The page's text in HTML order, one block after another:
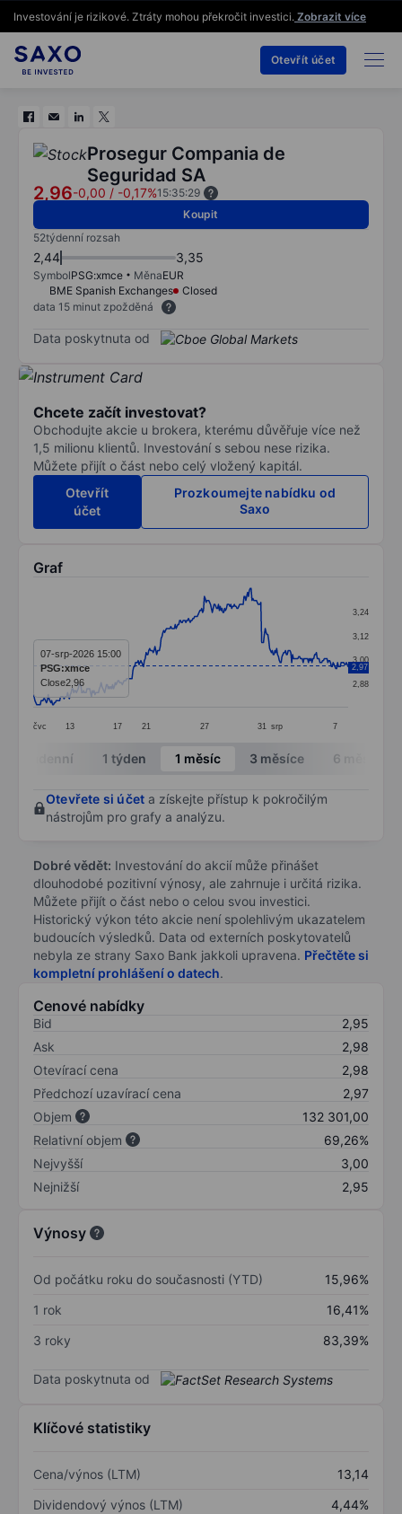
Investování je rizikové. Ztráty mohou překročit investici. Zobrazit více
Otevřít účet
Prosegur Compania de
Seguridad SA
2,96-0,00 / -0,17%15:35:29
Koupit
52týdenní rozsah
2,44 3,35
SymbolPSG:xmce MěnaEUR
BME Spanish Exchanges
Closed
data 15 minut zpožděná
Data poskytnuta od
Chcete začít investovat?
Obchodujte akcie u brokera, kterému důvěřuje více než
1,5 milionu klientů. Investování s sebou nese rizika.
Můžete přijít o část nebo celý vložený kapitál.
Otevřít
účet
Prozkoumejte nabídku od
Saxo
Graf
Line chart with 358 data points.
The chart has 1 X axis displaying categories.
The chart has 1 Y axis displaying values. Data
čvc 13 17 21 27 31 srp 7
2,88
3,00
3,12
3,24
2,97
07-srp-2026 15:00
PSG:xmce
Close2,96
End of interactive chart.
Intradenní 1 týden 1 měsíc 3 měsíce 6 měsíců
Otevřete si účet a získejte přístup k pokročilým
nástrojům pro grafy a analýzu.
Dobré vědět: Investování do akcií může přinášet
dlouhodobé pozitivní výnosy, ale zahrnuje i určitá rizika.
Můžete přijít o část nebo o celou svou investici.
Historický výkon této akcie není spolehlivým ukazatelem
budoucích výsledků. Data od externích poskytovatelů
nebyla ze strany Saxo Bank jakkoli upravena. Přečtěte si
kompletní prohlášení o datech.
Cenové nabídky
Bid
2,95
Ask
2,98
Otevírací cena
2,98
Předchozí uzavírací cena
2,97
Objem
132 301,00
Relativní objem
69,26%
Nejvyšší
3,00
Nejnižší
2,95
Výnosy
Od počátku roku do současnosti (YTD)
15,96%
1 rok
16,41%
3 roky
83,39%
Data poskytnuta od
Klíčové statistiky
Cena/výnos (LTM)
13,14
Dividendový výnos (LTM)
4,44%